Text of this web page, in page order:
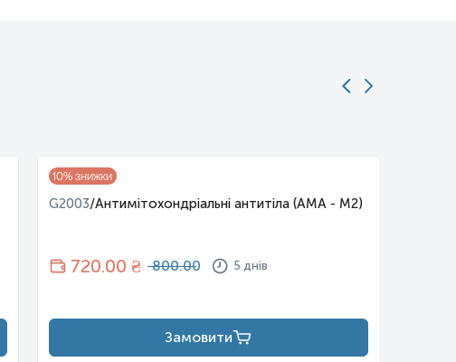
10% знижки
G2003/Антимітохондріальні антитіла (AMA - M2)
720.00 ₴ 800.00 5 днів
Замовити